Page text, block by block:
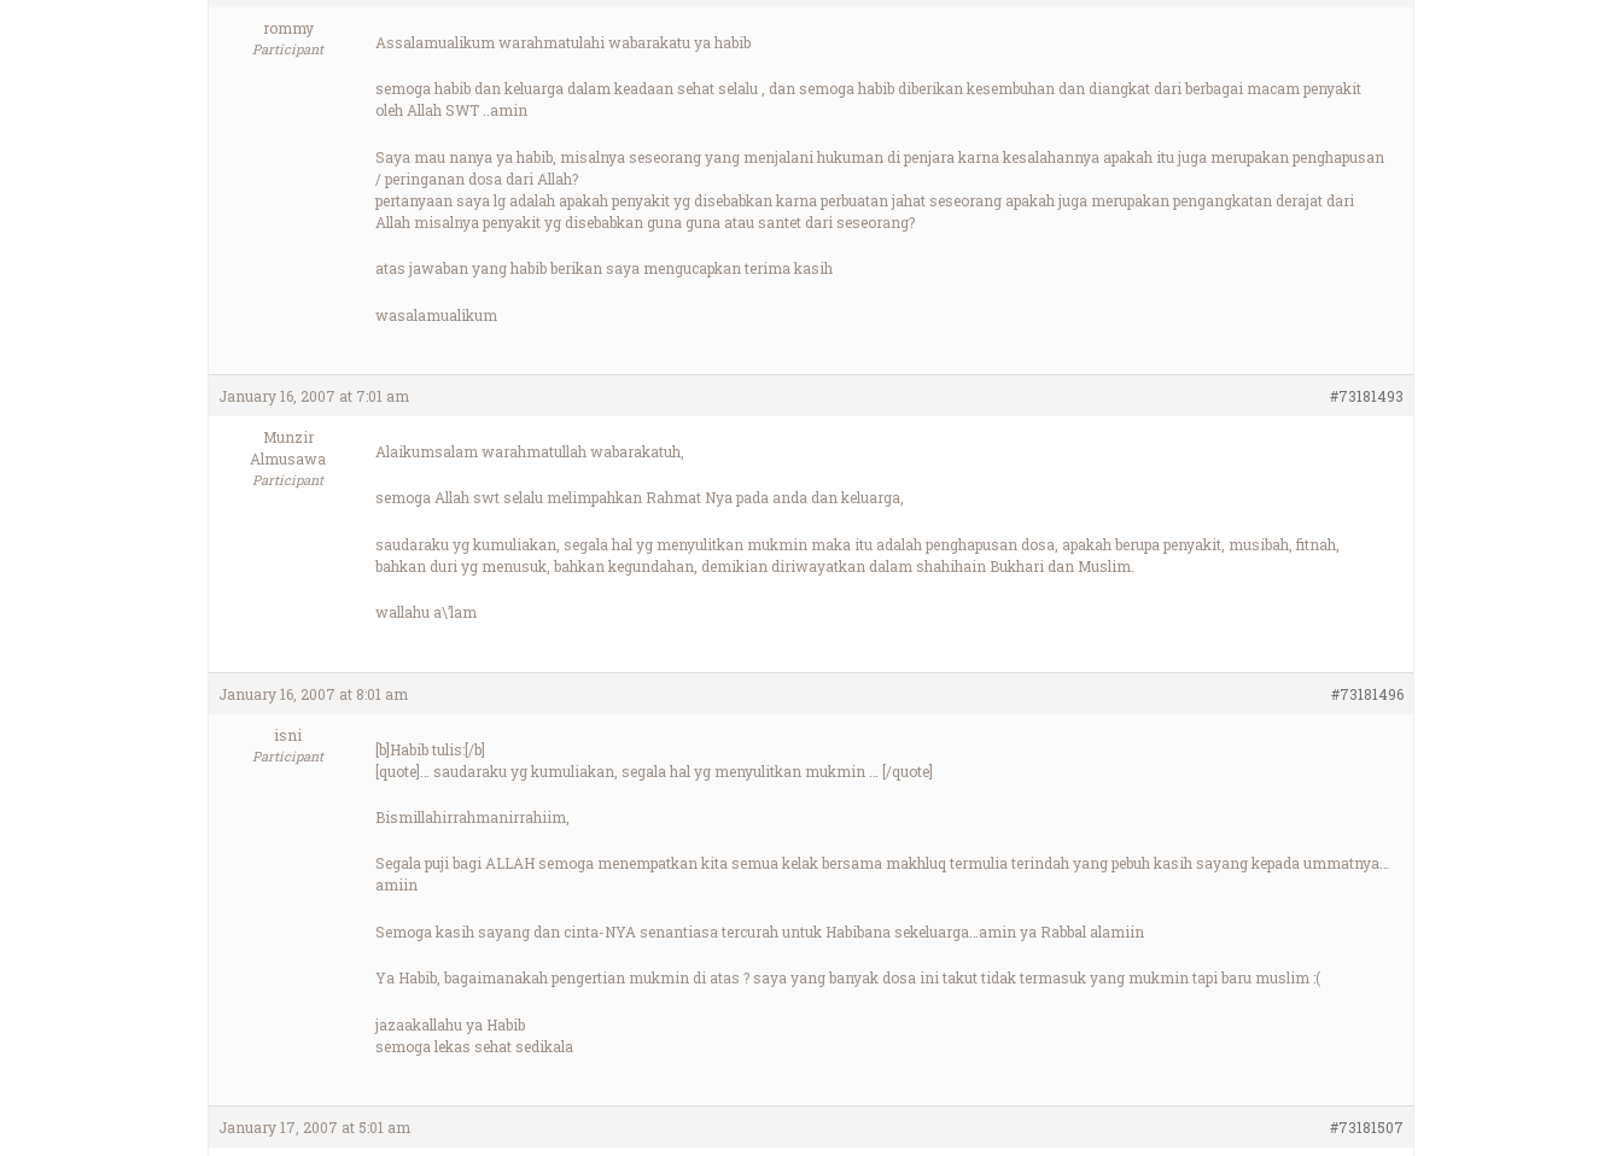
rommy
Participant Assalamualikum warahmatulahi wabarakatu ya habib
semoga habib dan keluarga dalam keadaan sehat selalu , dan semoga habib diberikan kesembuhan dan diangkat dari berbagai macam penyakit
oleh Allah SWT ..amin
Saya mau nanya ya habib, misalnya seseorang yang menjalani hukuman di penjara karna kesalahannya apakah itu juga merupakan penghapusan
/ peringanan dosa dari Allah?
pertanyaan saya lg adalah apakah penyakit yg disebabkan karna perbuatan jahat seseorang apakah juga merupakan pengangkatan derajat dari
Allah misalnya penyakit yg disebabkan guna guna atau santet dari seseorang?
atas jawaban yang habib berikan saya mengucapkan terima kasih
wasalamualikum
January 16, 2007 at 7:01 am #73181493
Munzir
Almusawa
Participant
Alaikumsalam warahmatullah wabarakatuh,
semoga Allah swt selalu melimpahkan Rahmat Nya pada anda dan keluarga,
saudaraku yg kumuliakan, segala hal yg menyulitkan mukmin maka itu adalah penghapusan dosa, apakah berupa penyakit, musibah, fitnah,
bahkan duri yg menusuk, bahkan kegundahan, demikian diriwayatkan dalam shahihain Bukhari dan Muslim.
wallahu a\’lam
January 16, 2007 at 8:01 am #73181496
isni
Participant
[b]Habib tulis:[/b]
[quote]… saudaraku yg kumuliakan, segala hal yg menyulitkan mukmin … [/quote]
Bismillahirrahmanirrahiim,
Segala puji bagi ALLAH semoga menempatkan kita semua kelak bersama makhluq termulia terindah yang pebuh kasih sayang kepada ummatnya…
amiin
Semoga kasih sayang dan cinta-NYA senantiasa tercurah untuk Habibana sekeluarga…amin ya Rabbal alamiin
Ya Habib, bagaimanakah pengertian mukmin di atas ? saya yang banyak dosa ini takut tidak termasuk yang mukmin tapi baru muslim :(
jazaakallahu ya Habib
semoga lekas sehat sedikala
January 17, 2007 at 5:01 am #73181507